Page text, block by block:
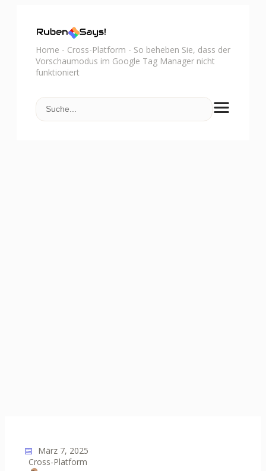
Home - Cross-Platform - So beheben Sie, dass der
Vorschaumodus im Google Tag Manager nicht
funktioniert
📅 März 7, 2025
Cross-Platform